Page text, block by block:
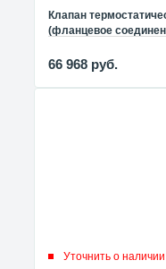
Клапан
(фланцевое
66 968 руб.
Уточнить о наличии